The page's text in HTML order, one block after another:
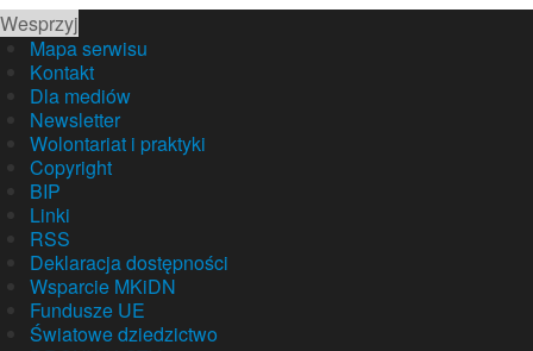
Wesprzyj
Mapa serwisu
Kontakt
Dla mediów
Newsletter
Wolontariat i praktyki
Copyright
BIP
Linki
RSS
Deklaracja dostępności
Wsparcie MKiDN
Fundusze UE
Światowe dziedzictwo